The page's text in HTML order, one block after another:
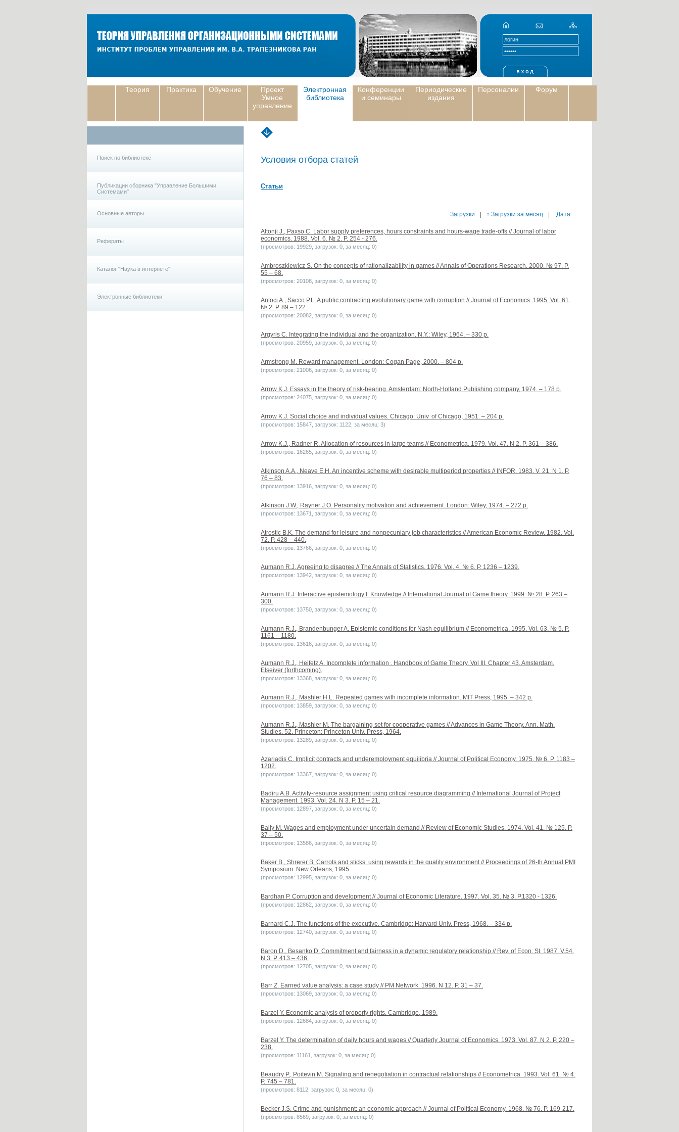
Теория Практика Обучение
Проект
Умное
управление
Электронная
библиотека
Конференции
и семинары
Периодические
издания
Персоналии Форум
Поиск по библиотеке
Публикации сборника "Управление Большими
Системами"
Основные авторы
Рефераты
Каталог "Наука в интернете"
Электронные библиотеки
Условия отбора статей
Статьи
Загрузки ↑ Загрузки за месяц Дата
Altonji J., Paxso C. Labor supply preferences, hours constraints and hours-wage trade-offs // Journal of labor
economics. 1988. Vol. 6. № 2. P. 254 - 276.
(просмотров: 19929, загрузок: 0, за месяц: 0)
Ambroszkiewicz S. On the concepts of rationalizability in games // Annals of Operations Research. 2000. № 97. P.
55 – 68.
(просмотров: 20108, загрузок: 0, за месяц: 0)
Antoci A., Sacco P.L. A public contracting evolutionary game with corruption // Journal of Economics. 1995. Vol. 61.
№ 2. P. 89 – 122.
(просмотров: 20082, загрузок: 0, за месяц: 0)
Argyris C. Integrating the individual and the organization. N.Y.: Wiley, 1964. – 330 p.
(просмотров: 20959, загрузок: 0, за месяц: 0)
Armstrong M. Reward management. London: Cogan Page, 2000. – 804 p.
(просмотров: 21006, загрузок: 0, за месяц: 0)
Arrow K.J. Essays in the theory of risk-bearing. Amsterdam: North-Holland Publishing company, 1974. – 178 p.
(просмотров: 24075, загрузок: 0, за месяц: 0)
Arrow K.J. Social choice and individual values. Chicago: Univ. of Chicago, 1951. – 204 p.
(просмотров: 15847, загрузок: 1122, за месяц: 3)
Arrow K.J., Radner R. Allocation of resources in large teams // Econometrica. 1979. Vol. 47. N 2. P. 361 – 386.
(просмотров: 16265, загрузок: 0, за месяц: 0)
Atkinson A.A., Neave E.H. An incentive scheme with desirable multiperiod properties // INFOR. 1983. V. 21. N 1. P.
76 – 83.
(просмотров: 13916, загрузок: 0, за месяц: 0)
Atkinson J.W., Rayner J.O. Personality motivation and achievement. London: Wiley, 1974. – 272 p.
(просмотров: 13671, загрузок: 0, за месяц: 0)
Atrostic B.K. The demand for leisure and nonpecuniary job characteristics // American Economic Review. 1982. Vol.
72. P. 428 – 440.
(просмотров: 13766, загрузок: 0, за месяц: 0)
Aumann R.J. Agreeing to disagree // The Annals of Statistics. 1976. Vol. 4. № 6. P. 1236 – 1239.
(просмотров: 13942, загрузок: 0, за месяц: 0)
Aumann R.J. Interactive epistemology I: Knowledge // International Journal of Game theory. 1999. № 28. P. 263 –
300.
(просмотров: 13750, загрузок: 0, за месяц: 0)
Aumann R.J., Brandenbunger A. Epistemic conditions for Nash equilibrium // Econometrica. 1995. Vol. 63. № 5. P.
1161 – 1180.
(просмотров: 13616, загрузок: 0, за месяц: 0)
Aumann R.J., Heifetz A. Incomplete information . Handbook of Game Theory. Vol III. Chapter 43. Amsterdam,
Elseiver (forthcoming).
(просмотров: 13368, загрузок: 0, за месяц: 0)
Aumann R.J., Mashler H.L. Repeated games with incomplete information. MIT Press, 1995. – 342 p.
(просмотров: 13859, загрузок: 0, за месяц: 0)
Aumann R.J., Mashler M. The bargaining set for cooperative games // Advances in Game Theory. Ann. Math.
Studies. 52. Princeton: Princeton Univ. Press, 1964.
(просмотров: 13289, загрузок: 0, за месяц: 0)
Azariadis C. Implicit contracts and underemployment equilibria // Journal of Political Economy. 1975. № 6. P. 1183 –
1202.
(просмотров: 13367, загрузок: 0, за месяц: 0)
Badiru A.B. Activity-resource assignment using critical resource diagramming // International Journal of Project
Management. 1993. Vol. 24. N 3. P. 15 – 21.
(просмотров: 12897, загрузок: 0, за месяц: 0)
Baily M. Wages and employment under uncertain demand // Review of Economic Studies. 1974. Vol. 41. № 125. P.
37 – 50.
(просмотров: 13586, загрузок: 0, за месяц: 0)
Baker B., Shrerer B. Carrots and sticks: using rewards in the quality environment // Proceedings of 26-th Annual PMI
Symposium. New Orleans, 1995.
(просмотров: 12995, загрузок: 0, за месяц: 0)
Bardhan P. Corruption and development // Journal of Economic Literature. 1997. Vol. 35. № 3. P.1320 - 1326.
(просмотров: 12862, загрузок: 0, за месяц: 0)
Barnard C.J. The functions of the executive. Cambridge: Harvard Univ. Press, 1968. – 334 p.
(просмотров: 12740, загрузок: 0, за месяц: 0)
Baron D., Besanko D. Commitment and fairness in a dynamic regulatory relationship // Rev. of Econ. St. 1987. V.54.
N 3. P. 413 – 436.
(просмотров: 12705, загрузок: 0, за месяц: 0)
Barr Z. Earned value analysis: a case study // PM Network. 1996. N 12. P. 31 – 37.
(просмотров: 13069, загрузок: 0, за месяц: 0)
Barzel Y. Economic analysis of property rights. Cambridge, 1989.
(просмотров: 12684, загрузок: 0, за месяц: 0)
Barzel Y. The determination of daily hours and wages // Quarterly Journal of Economics. 1973. Vol. 87. N 2. P. 220 –
238.
(просмотров: 11161, загрузок: 0, за месяц: 0)
Beaudry P., Poitevin M. Signaling and renegotiation in contractual relationships // Econometrica. 1993. Vol. 61. № 4.
P. 745 – 781.
(просмотров: 8112, загрузок: 0, за месяц: 0)
Becker J.S. Crime and punishment: an economic approach // Journal of Political Economy. 1968. № 76. P. 169-217.
(просмотров: 8569, загрузок: 0, за месяц: 0)